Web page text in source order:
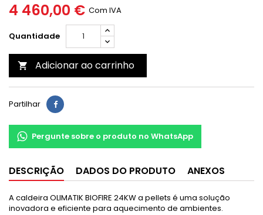
4 460,00 € Com IVA
Quantidade
 Adicionar ao carrinho
Partilhar
Pergunte sobre o produto no WhatsApp
DESCRIÇÃO DADOS DO PRODUTO ANEXOS
A caldeira OLIMATIK BIOFIRE 24KW a pellets é uma solução
inovadora e eficiente para aquecimento de ambientes.